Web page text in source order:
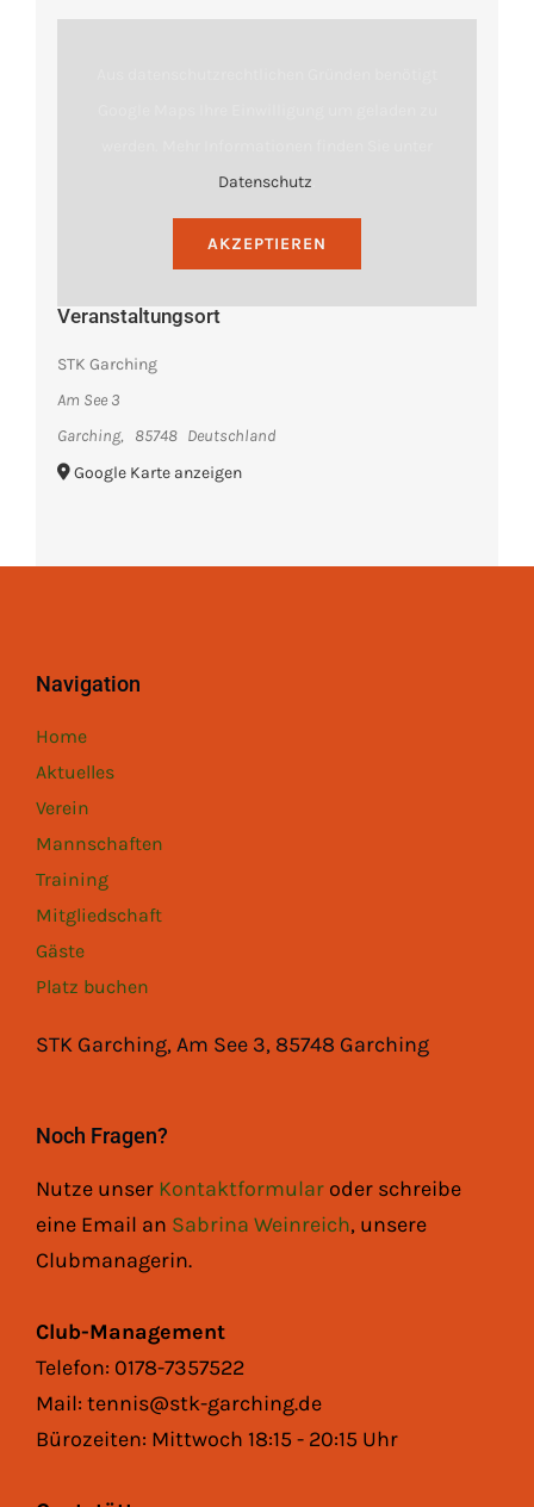
Veranstaltungsort
STK Garching
Am See 3
Garching, 85748 Deutschland
Google Karte anzeigen
Datenschutz
AKZEPTIEREN
Navigation
Home
Aktuelles
Verein
Mannschaften
Training
Mitgliedschaft
Gäste
Platz buchen
STK Garching, Am See 3, 85748 Garching
Noch Fragen?
Nutze unser Kontaktformular oder schreibe
eine Email an Sabrina Weinreich, unsere
Clubmanagerin.
Club-Management
Telefon: 0178-7357522
Mail: tennis@stk-garching.de
Bürozeiten: Mittwoch 18:15 - 20:15 Uhr